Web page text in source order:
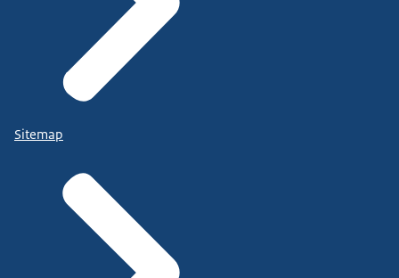
Sitemap